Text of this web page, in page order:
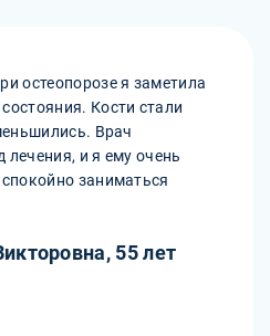
остеопорозе я заметила
Кости стали
Врач
лечения, и я ему очень
заниматься
55 лет